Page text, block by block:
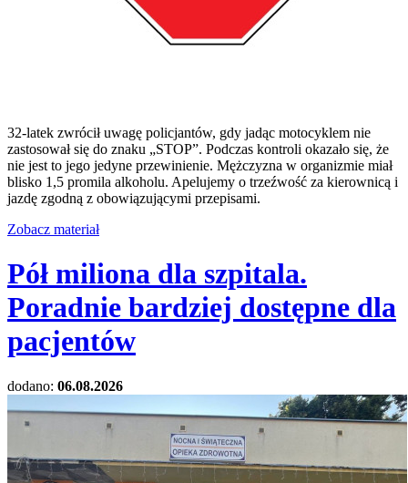
32-latek zwrócił uwagę policjantów, gdy jadąc motocyklem nie
zastosował się do znaku „STOP”. Podczas kontroli okazało się, że
nie jest to jego jedyne przewinienie. Mężczyzna w organizmie miał
blisko 1,5 promila alkoholu. Apelujemy o trzeźwość za kierownicą i
jazdę zgodną z obowiązującymi przepisami.
Zobacz materiał
Pół miliona dla szpitala.
Poradnie bardziej dostępne dla
pacjentów
dodano: 06.08.2026